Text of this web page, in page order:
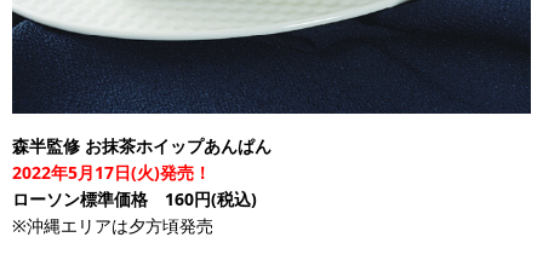
森半監修 お抹茶ホイップあんぱん
2022年5月17日(火)発売！
ローソン標準価格 160円(税込)
※沖縄エリアは夕方頃発売